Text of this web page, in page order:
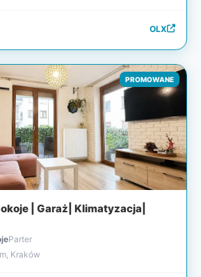
OLX
PROMOWANE
| Garaż| Klimatyzacja|
Parter
Kraków